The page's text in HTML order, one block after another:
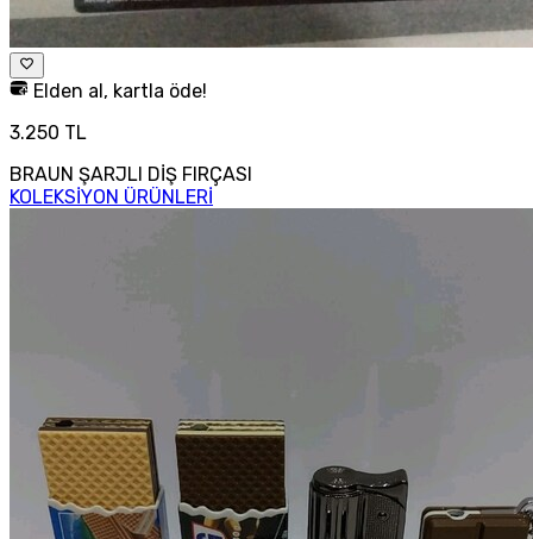
Elden al, kartla öde!
3.250 TL
BRAUN ŞARJLI DİŞ FIRÇASI
KOLEKSİYON ÜRÜNLERİ